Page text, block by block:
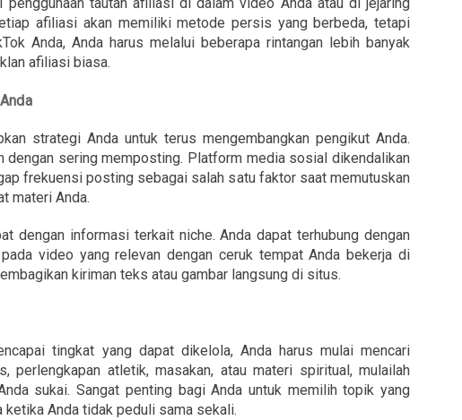
afiliasi akan memiliki metode persis yang berbeda, tetapi
Anda, Anda harus melalui beberapa rintangan lebih banyak
afiliasi biasa.
strategi Anda untuk terus mengembangkan pengikut Anda.
dengan sering memposting. Platform media sosial dikendalikan
frekuensi posting sebagai salah satu faktor saat memutuskan
materi Anda.
dengan informasi terkait niche. Anda dapat terhubung dengan
video yang relevan dengan ceruk tempat Anda bekerja di
kiriman teks atau gambar langsung di situs.
tingkat yang dapat dikelola, Anda harus mulai mencari
perlengkapan atletik, masakan, atau materi spiritual, mulailah
sukai. Sangat penting bagi Anda untuk memilih topik yang
Anda tidak peduli sama sekali.